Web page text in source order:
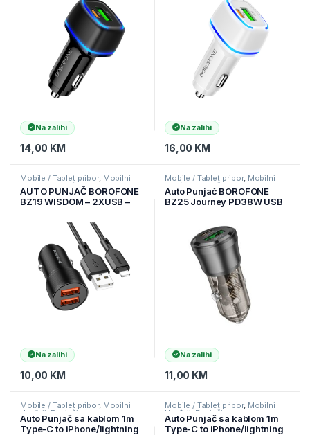
Na zalihi
14,00 KM
Na zalihi
16,00 KM
Mobile / Tablet pribor, Mobilni
Punjači
AUTO PUNJAČ BOROFONE
BZ19 WISDOM – 2XUSB –
KABLOM CRNI
Na zalihi
10,00 KM
Mobile / Tablet pribor, Mobilni
Punjači
Auto Punjač BOROFONE
BZ25 Journey PD38W USB
Na zalihi
11,00 KM
Mobile / Tablet pribor, Mobilni
Uređaji Punjači
Auto Punjač sa kablom 1m
Type-C to iPhone/lightning
Mobile / Tablet pribor, Mobilni
Uređaji Punjači
Auto Punjač sa kablom 1m
Type-C to iPhone/lightning